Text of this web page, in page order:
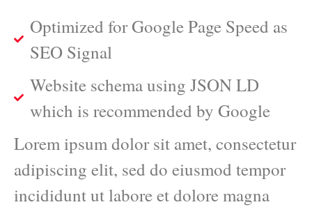
Optimized for Google Page Speed as
SEO Signal
Website schema using JSON LD
which is recommended by Google
Lorem ipsum dolor sit amet, consectetur
adipiscing elit, sed do eiusmod tempor
incididunt ut labore et dolore magna